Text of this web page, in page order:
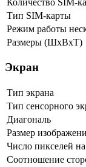
Тип SIM-карты
Режим работы
Размеры (ШxВxТ)
Экран
Тип экрана
Тип сенсорного
Диагональ
Размер
Число пикселей
Соотношение